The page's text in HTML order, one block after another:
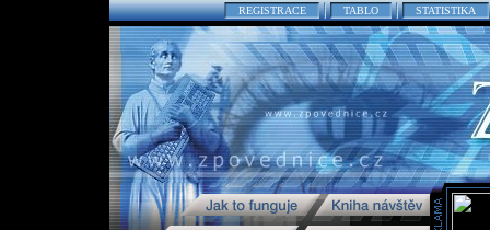
REGISTRACE TABLO STATISTIKA